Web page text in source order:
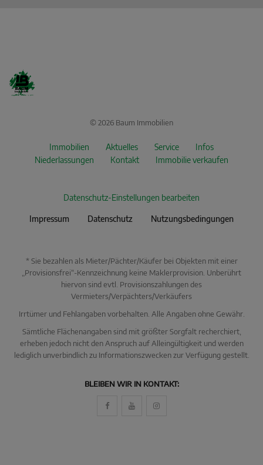
© 2026 Baum Immobilien
Immobilien Aktuelles Service
Infos
Niederlassungen
Kontakt Immobilie verkaufen
Datenschutz-Einstellungen bearbeiten
Impressum Datenschutz Nutzungsbedingungen
* Sie bezahlen als Mieter/Pächter/Käufer bei Objekten mit einer
„Provisionsfrei“-Kennzeichnung keine Maklerprovision. Unberührt
hiervon sind evtl. Provisionszahlungen des
Vermieters/Verpächters/Verkäufers
Irrtümer und Fehlangaben vorbehalten. Alle Angaben ohne Gewähr.
Sämtliche Flächenangaben sind mit größter Sorgfalt recherchiert,
erheben jedoch nicht den Anspruch auf Alleingültigkeit und werden
lediglich unverbindlich zu Informationszwecken zur Verfügung gestellt.
BLEIBEN WIR IN KONTAKT: